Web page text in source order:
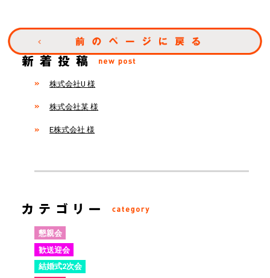
株式会社U 様
株式会社某 様
E株式会社 様
懇親会
歓送迎会
結婚式2次会